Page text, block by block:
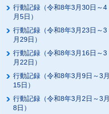
行動記録（令和8年3月30日～4
月5日）
行動記録（令和8年3月23日～3
月29日）
行動記録（令和8年3月16日～3
月22日）
行動記録（令和8年3月9日～3月
15日）
行動記録（令和8年3月2日～3月
8日）